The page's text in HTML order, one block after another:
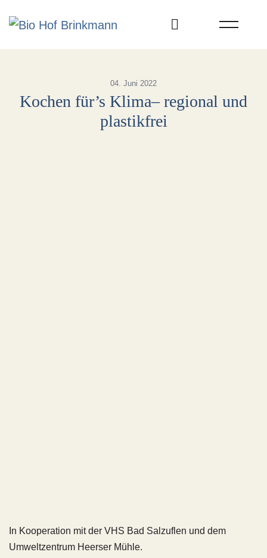
04. Juni 2022
Kochen für’s Klima– regional und
plastikfrei
In Kooperation mit der VHS Bad Salzuflen und dem
Umweltzentrum Heerser Mühle.